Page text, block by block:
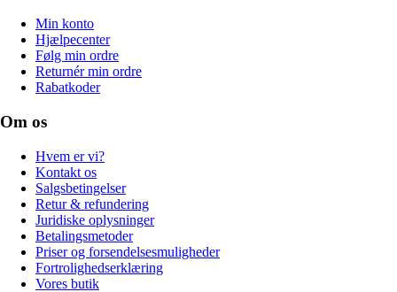
Min konto
Hjælpecenter
Følg min ordre
Returnér min ordre
Rabatkoder
Om os
Hvem er vi?
Kontakt os
Salgsbetingelser
Retur & refundering
Juridiske oplysninger
Betalingsmetoder
Priser og forsendelsesmuligheder
Fortrolighedserklæring
Vores butik